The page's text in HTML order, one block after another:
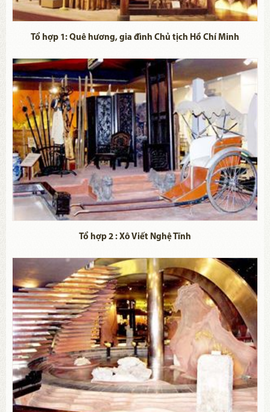
Tổ hợp 1: Quê hương, gia đình Chủ tịch Hồ Chí Minh
Tổ hợp 2 : Xô Viết Nghệ Tĩnh